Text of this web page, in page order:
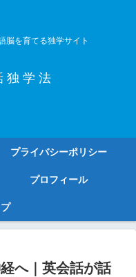
脳を育てる独学サイト
独 学 法
プライバシーポリシー
プロフィール
へ｜英会話が話